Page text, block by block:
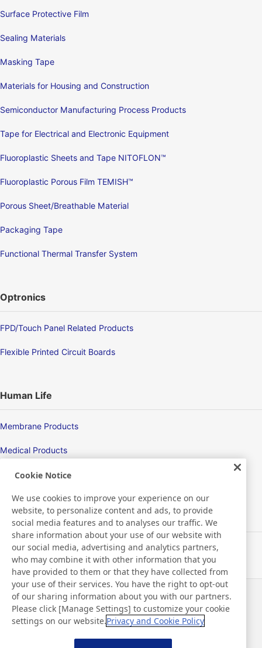
Surface Protective Film
Sealing Materials
Masking Tape
Materials for Housing and Construction
Semiconductor Manufacturing Process Products
Tape for Electrical and Electronic Equipment
Fluoroplastic Sheets and Tape NITOFLON™
Fluoroplastic Porous Film TEMISH™
Porous Sheet/Breathable Material
Packaging Tape
Functional Thermal Transfer System
Optronics
FPD/Touch Panel Related Products
Flexible Printed Circuit Boards
Human Life
Membrane Products
Medical Products
Hygiene
New Products/Technologies
Flex Sensing
Electric Debonding Tape
Haberler
İletişim
SSS
Cookie Notice
We use cookies to improve your experience on our
website, to personalize content and ads, to provide
social media features and to analyses our traffic. We
share information about your use of our website with
our social media, advertising and analytics partners,
who may combine it with other information that you
have provided to them or that they have collected from
your use of their services. You have the right to opt-out
of our sharing information about you with our partners.
Please click [Manage Settings] to customize your cookie
settings on our website.Privacy and Cookie Policy